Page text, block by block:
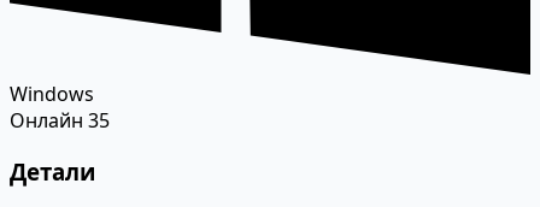
Windows
Онлайн 35
Детали